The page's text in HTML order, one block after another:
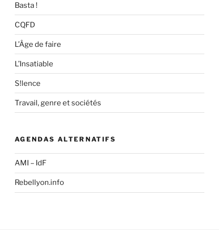
Basta !
CQFD
L’Âge de faire
L’Insatiable
S!lence
Travail, genre et sociétés
AGENDAS ALTERNATIFS
AMI – IdF
Rebellyon.info